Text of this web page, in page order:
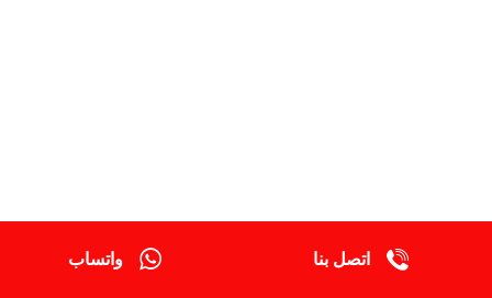
اتصل بنا واتساب